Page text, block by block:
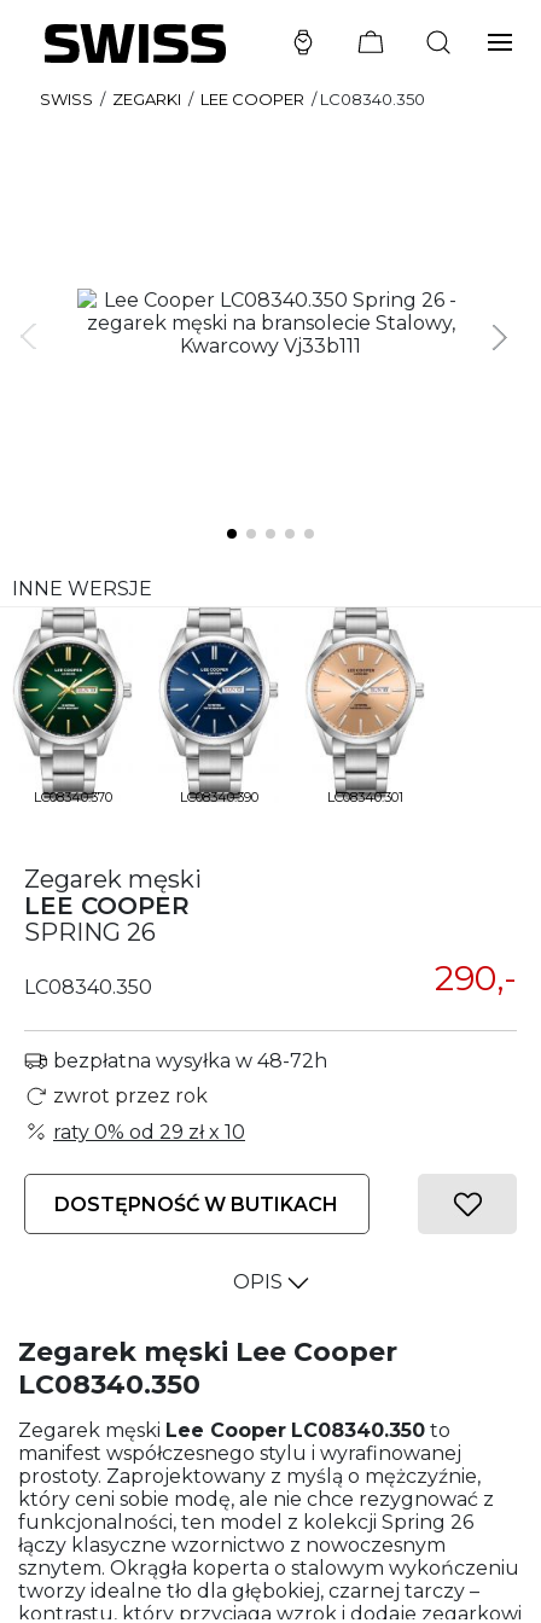
SWISS / ZEGARKI / LEE COOPER /LC08340.350
INNE WERSJE
LC08340.370 LC08340.390 LC08340.301
Zegarek męski
LEE COOPER
SPRING 26
LC08340.350 290,-
bezpłatna wysyłka w 48-72h
zwrot przez rok
raty 0% od 29 złx 10
DOSTĘPNOŚĆ W BUTIKACH
OPIS
Zegarek męski Lee Cooper
LC08340.350
Zegarek męski Lee Cooper LC08340.350 to
manifest współczesnego stylu i wyrafinowanej
prostoty. Zaprojektowany z myślą o mężczyźnie,
który ceni sobie modę, ale nie chce rezygnować z
funkcjonalności, ten model z kolekcji Spring 26
łączy klasyczne wzornictwo z nowoczesnym
sznytem. Okrągła koperta o stalowym wykończeniu
tworzy idealne tło dla głębokiej, czarnej tarczy –
kontrastu, który przyciąga wzrok i dodaje zegarkowi